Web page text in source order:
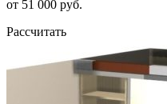
от 51 000 руб.
Рассчитать